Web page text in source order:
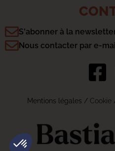
S'abonner à la
Nous contacter par e-
Mentions légales / Cookie/